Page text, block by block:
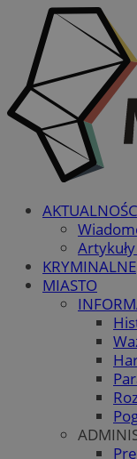
KRYMINALNE
MIASTO